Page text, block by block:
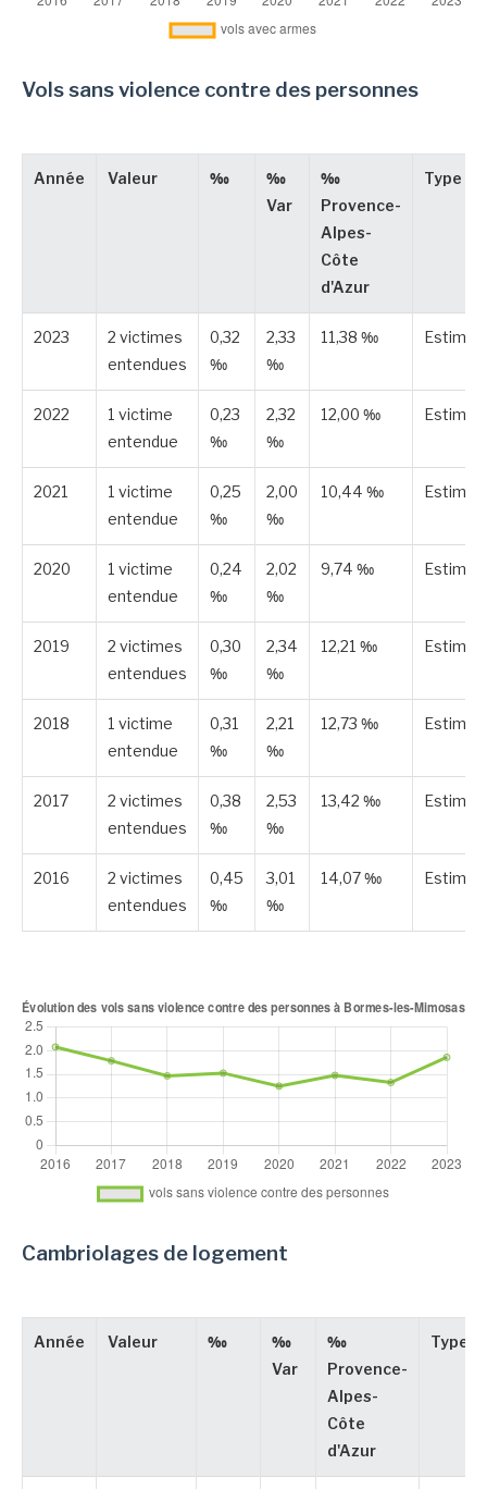
Vols sans violence contre des personnes
Année Valeur ‰
‰
Var
‰
Provence-
Alpes-
Côte
d'Azur
Type
2023
2 victimes
entendues
0,32
‰
2,33
‰
11,38 ‰ Estimée
2022
1 victime
entendue
0,23
‰
2,32
‰
12,00 ‰ Estimée
2021
1 victime
entendue
0,25
‰
2,00
‰
10,44 ‰ Estimée
2020
1 victime
entendue
0,24
‰
2,02
‰
9,74 ‰ Estimée
2019
2 victimes
entendues
0,30
‰
2,34
‰
12,21 ‰ Estimée
2018
1 victime
entendue
0,31
‰
2,21
‰
12,73 ‰ Estimée
2017
2 victimes
entendues
0,38
‰
2,53
‰
13,42 ‰ Estimée
2016
2 victimes
entendues
0,45
‰
3,01
‰
14,07 ‰ Estimée
Cambriolages de logement
Année Valeur ‰
‰
Var
‰
Provence-
Alpes-
Côte
d'Azur
Type